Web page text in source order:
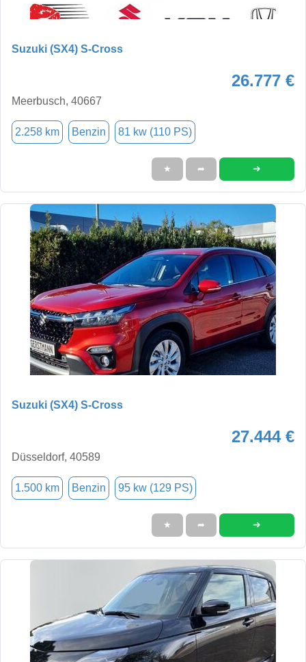
Suzuki (SX4) S-Cross
26.777 €
Meerbusch, 40667
2.258 km Benzin 81 kw (110 PS)
★ ➦ ➜
Suzuki (SX4) S-Cross
27.444 €
Düsseldorf, 40589
1.500 km Benzin 95 kw (129 PS)
★ ➦ ➜